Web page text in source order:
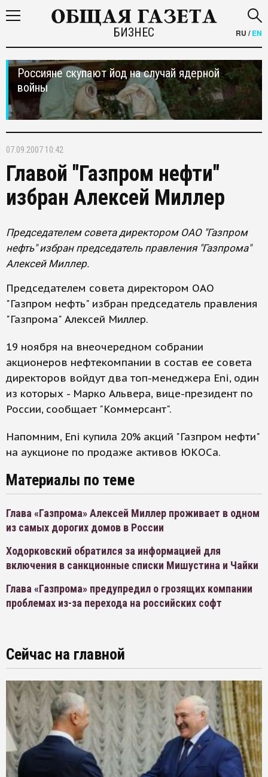
БИЗНЕС RU /EN
Россияне скупают йод на случай ядерной
войны
07.09.2007 10:42
Главой "Газпром нефти"
избран Алексей Миллер
Председателем совета директором ОАО "Газпром
нефть" избран председатель правления "Газпрома"
Алексей Миллер.
Председателем совета директором ОАО
"Газпром нефть" избран председатель правления
"Газпрома" Алексей Миллер.
19 ноября на внеочередном собрании
акционеров нефтекомпании в состав ее совета
директоров войдут два топ-менеджера Eni, один
из которых - Марко Альвера, вице-президент по
России, сообщает "Коммерсант".
Напомним, Eni купила 20% акций "Газпром нефти"
на аукционе по продаже активов ЮКОСа.
Материалы по теме
Глава «Газпрома» Алексей Миллер проживает в одном
из самых дорогих домов в России
Ходорковский обратился за информацией для
включения в санкционные списки Мишустина и Чайки
Глава «Газпрома» предупредил о грозящих компании
проблемах из-за перехода на российских софт
Сейчас на главной